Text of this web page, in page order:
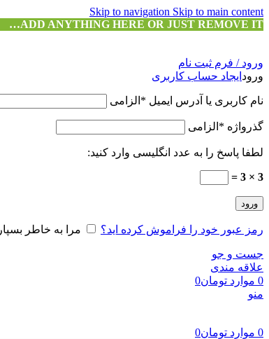
Skip to navigation Skip to main content
ADD ANYTHING HERE OR JUST REMOVE IT…
ورود / فرم ثبت نام
ورود ایجاد حساب کاربری
نام کاربری یا آدرس ایمیل * الزامی
گذرواژه * الزامی
لطفا پاسخ را به عدد انگلیسی وارد کنید:
3 × 3 =
ورود
رمز عبور خود را فراموش کرده اید؟ مرا به خاطر بسپار
جست و جو
علاقه مندی
0 موارد تومان0
منو
0 موارد تومان0